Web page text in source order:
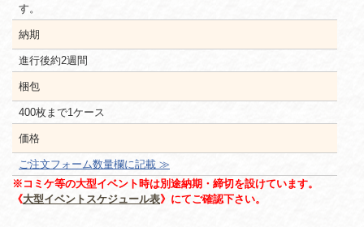
す。
納期
進行後約2週間
梱包
400枚まで1ケース
価格
ご注文フォーム数量欄に記載 ≫
※コミケ等の大型イベント時は別途納期・締切を設けています。
《大型イベントスケジュール表》にてご確認下さい。